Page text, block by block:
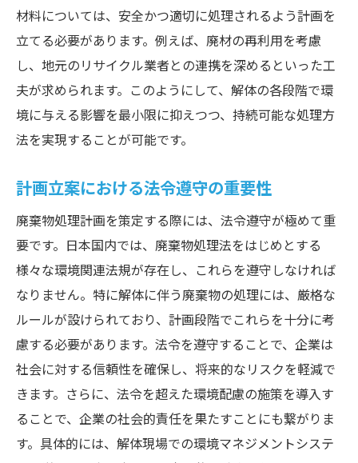
材料については、安全かつ適切に処理されるよう計画を
立てる必要があります。例えば、廃材の再利用を考慮
し、地元のリサイクル業者との連携を深めるといった工
夫が求められます。このようにして、解体の各段階で環
境に与える影響を最小限に抑えつつ、持続可能な処理方
法を実現することが可能です。
計画立案における法令遵守の重要性
廃棄物処理計画を策定する際には、法令遵守が極めて重
要です。日本国内では、廃棄物処理法をはじめとする
様々な環境関連法規が存在し、これらを遵守しなければ
なりません。特に解体に伴う廃棄物の処理には、厳格な
ルールが設けられており、計画段階でこれらを十分に考
慮する必要があります。法令を遵守することで、企業は
社会に対する信頼性を確保し、将来的なリスクを軽減で
きます。さらに、法令を超えた環境配慮の施策を導入す
ることで、企業の社会的責任を果たすことにも繋がりま
す。具体的には、解体現場での環境マネジメントシステ